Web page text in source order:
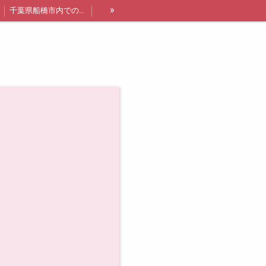
千葉県船橋市内での出張レッスン詳細と料金 »